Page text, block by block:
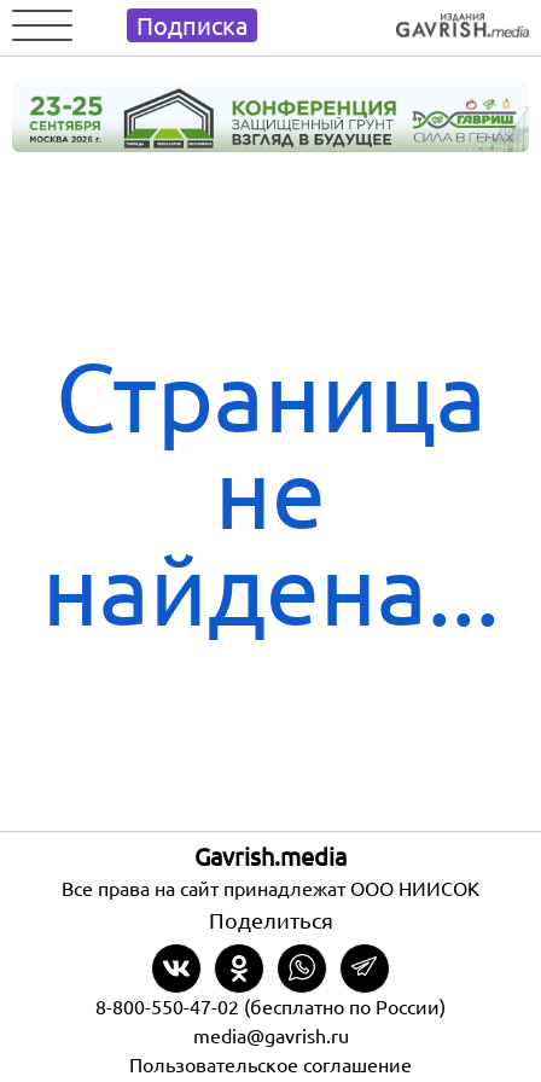
Подписка
Страница
не
найдена...
Gavrish.media
Все права на сайт принадлежат ООО НИИСОК
Поделиться
8-800-550-47-02 (бесплатно по России)
media@gavrish.ru
Пользовательское соглашение